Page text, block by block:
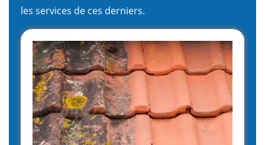
les services de ces derniers.